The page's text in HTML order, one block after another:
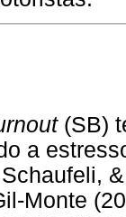
(SB)
a
Monte